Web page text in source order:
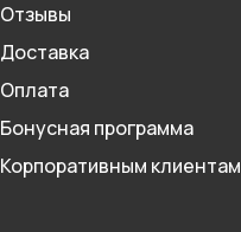
Отзывы
Доставка
Оплата
Бонусная программа
Корпоративным клиентам